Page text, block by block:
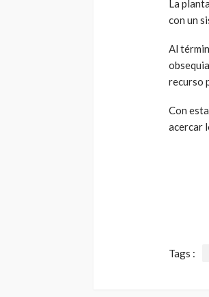
La
con un
Al
recurso
Con
acercar
Tags :